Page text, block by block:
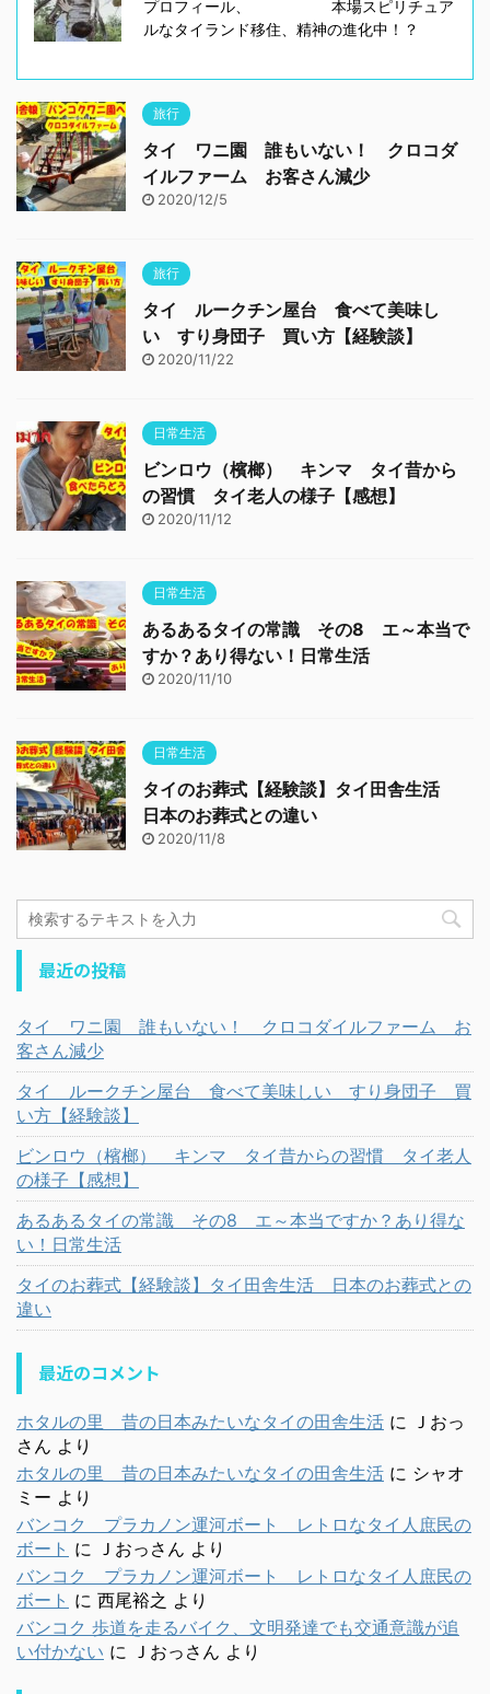
プロフィール、 本場スピリチュア
ルなタイランド移住、精神の進化中！？
旅行
タイ ワニ園 誰もいない！ クロコダ
イルファーム お客さん減少
2020/12/5
旅行
タイ ルークチン屋台 食べて美味し
い すり身団子 買い方【経験談】
2020/11/22
日常生活
ビンロウ（檳榔） キンマ タイ昔から
の習慣 タイ老人の様子【感想】
2020/11/12
日常生活
あるあるタイの常識 その8 エ～本当で
すか？あり得ない！日常生活
2020/11/10
日常生活
タイのお葬式【経験談】タイ田舎生活
日本のお葬式との違い
2020/11/8
最近の投稿
タイ ワニ園 誰もいない！ クロコダイルファーム お
客さん減少
タイ ルークチン屋台 食べて美味しい すり身団子 買
い方【経験談】
ビンロウ（檳榔） キンマ タイ昔からの習慣 タイ老人
の様子【感想】
あるあるタイの常識 その8 エ～本当ですか？あり得な
い！日常生活
タイのお葬式【経験談】タイ田舎生活 日本のお葬式との
違い
最近のコメント
ホタルの里 昔の日本みたいなタイの田舎生活 に Ｊおっ
さん より
ホタルの里 昔の日本みたいなタイの田舎生活 に シャオ
ミー より
バンコク プラカノン運河ボート レトロなタイ人庶民の
ボート に Ｊおっさん より
バンコク プラカノン運河ボート レトロなタイ人庶民の
ボート に 西尾裕之 より
バンコク 歩道を走るバイク、文明発達でも交通意識が追
い付かない に Ｊおっさん より